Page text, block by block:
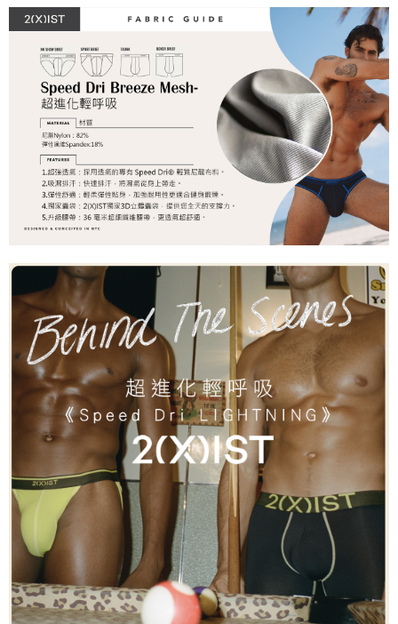
後付繳納相關費用。
※ 交易是否成功請以「AFTEE先享後付 」之結帳頁面顯示為準，若有關於
是否繳費成功／繳費後需取消欲退款等相關疑問，請聯繫「AFTEE先享後付
客戶支援中心」 https://netprotections.freshdesk.com/support/home
【注意事項】
１．透過由恩沛科技股份有限公司提供之「AFTEE先享後付」服務完成之交
易，需依本服務之必要範圍內提供個人資料，並將交易相關給付款項請求債
權轉讓予恩沛科技股份有限公司。
２．關於個人資料處理事宜，請瀏覽以下網址：
https://aftee.tw/terms/#terms3
３．未成年的使用者請事先徵得法定代理人或監護人之同意方可使用
「AFTEE先享後付」，若未經同意申辦者引起之損失，本公司不負相關責
任。
４．使用「AFTEE先享後付」時，將依據個別帳號之用戶狀況，依本公司即
請求用戶進行身份認證。
５．嚴禁一人註冊多個帳號或使用他人資訊註冊。若發現惡意使用之情形，
恩沛科技股份有限公司將有權停止該用戶之使用額度並採取法律行動。
付款後7-11取貨
每筆NT$80，滿NT$1,200(含以上)免運費
每筆NT$85，滿NT$1,200(含以上)免運費
澎湖、金門、馬祖、小琉球、綠島、蘭嶼(郵局配送)
每筆NT$125
郵局快捷(隔天到貨，需先line@客服通知小編)
每筆NT$100
海外宅配 查看運費